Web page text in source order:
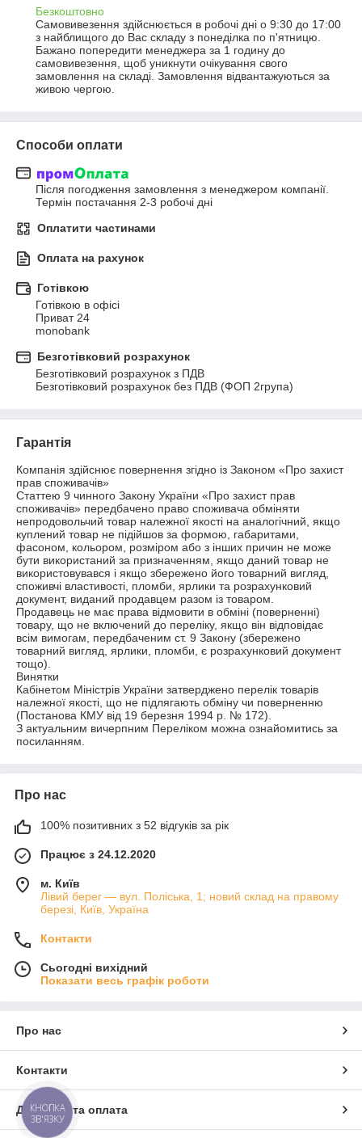
Безкоштовно
Самовивезення здійснюється в робочі дні о 9:30 до 17:00
з найблищого до Вас складу з понеділка по п'ятницю.
Бажано попередити менеджера за 1 годину до
самовивезення, щоб уникнути очікування свого
замовлення на складі. Замовлення відвантажуються за
живою чергою.
Способи оплати
Після погодження замовлення з менеджером компанії.
Термін постачання 2-3 робочі дні
Оплатити частинами
Оплата на рахунок
Готівкою
Готівкою в офісі
Приват 24
monobank
Безготівковий розрахунок
Безготівковий розрахунок з ПДВ
Безготівковий розрахунок без ПДВ (ФОП 2група)
Гарантія
Компанія здійснює повернення згідно із Законом «Про захист
прав споживачів»
Статтею 9 чинного Закону України «Про захист прав
споживачів» передбачено право споживача обміняти
непродовольчий товар належної якості на аналогічний, якщо
куплений товар не підійшов за формою, габаритами,
фасоном, кольором, розміром або з інших причин не може
бути використаний за призначенням, якщо даний товар не
використовувався і якщо збережено його товарний вигляд,
споживчі властивості, пломби, ярлики та розрахунковий
документ, виданий продавцем разом із товаром.
Продавець не має права відмовити в обміні (поверненні)
товару, що не включений до переліку, якщо він відповідає
всім вимогам, передбаченим ст. 9 Закону (збережено
товарний вигляд, ярлики, пломби, є розрахунковий документ
тощо).
Винятки
Кабінетом Міністрів України затверджено перелік товарів
належної якості, що не підлягають обміну чи поверненню
(Постанова КМУ від 19 березня 1994 р. № 172).
З актуальним вичерпним Переліком можна ознайомитись за
посиланням.
Про нас
100% позитивних з 52 відгуків за рік
Працює з 24.12.2020
м. Київ
Лівий берег — вул. Поліська, 1; новий склад на правому
березі, Київ, Україна
Контакти
Сьогодні вихідний
Показати весь графік роботи
Про нас
Контакти
Доставка та оплата
КНОПКА
ЗВ'ЯЗКУ